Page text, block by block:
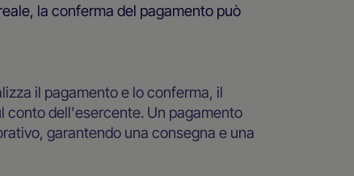
la conferma del pagamento può
il pagamento e lo conferma, il
conto dell'esercente. Un pagamento
garantendo una consegna e una